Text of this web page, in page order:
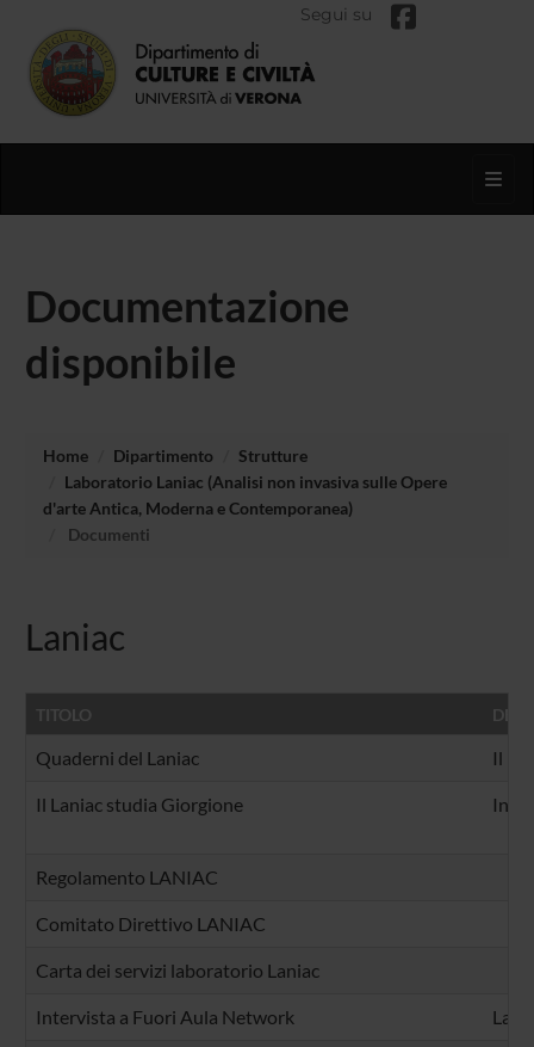
Segui su
Documentazione
disponibile
Home Dipartimento
Strutture
Laboratorio Laniac (Analisi non invasiva sulle Opere
d'arte Antica, Moderna e Contemporanea)
Documenti
Laniac
TITOLO
Quaderni del Laniac Il
Il Laniac studia Giorgione In
Regolamento LANIAC
Comitato Direttivo LANIAC
Carta dei servizi laboratorio Laniac
Intervista a Fuori Aula Network La